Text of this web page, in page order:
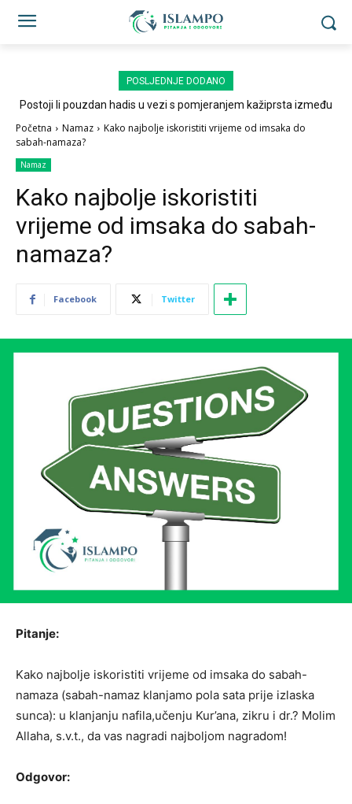
POSLJEDNJE DODANO
Postoji li pouzdan hadis u vezi s pomjeranjem kažiprsta između
Početna Namaz
Kako najbolje iskoristiti vrijeme od imsaka do
sabah-namaza?
Namaz
Kako najbolje iskoristiti
vrijeme od imsaka do sabah-
namaza?
Facebook Twitter
Pitanje:
Kako najbolje iskoristiti vrijeme od imsaka do sabah-
namaza (sabah-namaz klanjamo pola sata prije izlaska
sunca): u klanjanju nafila,učenju Kur’ana, zikru i dr.? Molim
Allaha, s.v.t., da vas nagradi najboljom nagradom!
Odgovor: